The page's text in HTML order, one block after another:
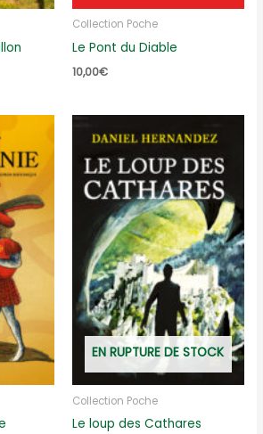
Collection Poche
Le Pont du Diable
10,00€
EN RUPTURE DE STOCK
Collection Poche
Le loup des Cathares